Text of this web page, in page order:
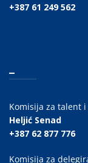
+387 61 249 562
Komisija za talent
Heljić Senad
+387 62 877 776
Komisija za